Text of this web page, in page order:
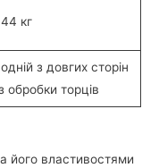
44 кг
з довгих сторін
обробки торців
його властивостями